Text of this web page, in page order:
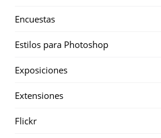
Encuestas
Estilos para Photoshop
Exposiciones
Extensiones
Flickr